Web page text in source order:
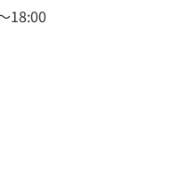
18:00